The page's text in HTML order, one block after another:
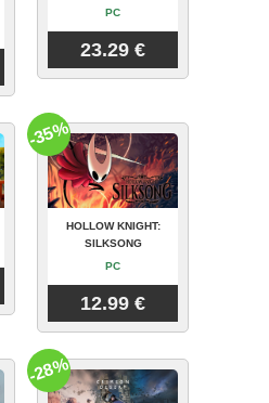
PC
23.29 €
HOLLOW KNIGHT:
SILKSONG
PC
12.99 €
-35%
-28%